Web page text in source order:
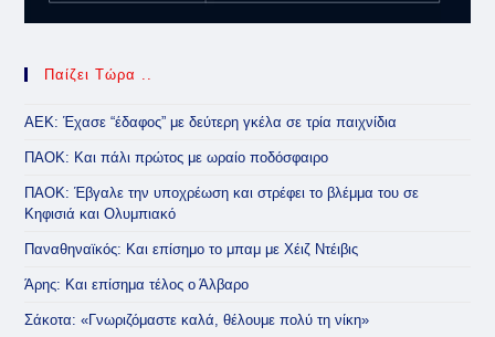
Παίζει Τώρα ..
ΑΕΚ: Έχασε “έδαφος” με δεύτερη γκέλα σε τρία παιχνίδια
ΠΑΟΚ: Και πάλι πρώτος με ωραίο ποδόσφαιρο
ΠΑΟΚ: Έβγαλε την υποχρέωση και στρέφει το βλέμμα του σε
Κηφισιά και Ολυμπιακό
Παναθηναϊκός: Και επίσημο το μπαμ με Χέιζ Ντέιβις
Άρης: Και επίσημα τέλος ο Άλβαρο
Σάκοτα: «Γνωριζόμαστε καλά, θέλουμε πολύ τη νίκη»